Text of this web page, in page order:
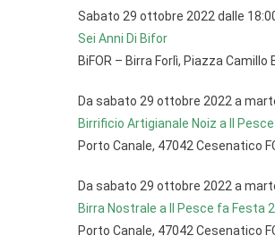
Sabato 29 ottobre 2022 dalle
Sei Anni Di Bifor
BiFOR – Birra Forlì, Piazza
Da sabato 29 ottobre 2022 a
Birrificio Artigianale Noiz a Il
Porto Canale, 47042 Cesenatico
Da sabato 29 ottobre 2022 a
Birra Nostrale a Il Pesce fa Festa
Porto Canale, 47042 Cesenatico